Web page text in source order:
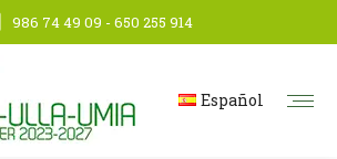
986 74 49 09 - 650 255 914
Español